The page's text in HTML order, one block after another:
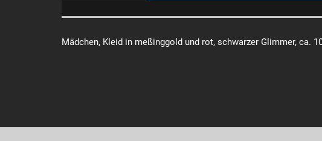
Mädchen, Kleid in meßinggold und rot, schwarzer Glimmer, ca.